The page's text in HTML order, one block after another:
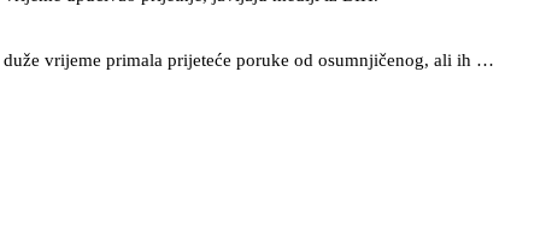
vrijeme primala prijeteće poruke od osumnjičenog, ali ih …